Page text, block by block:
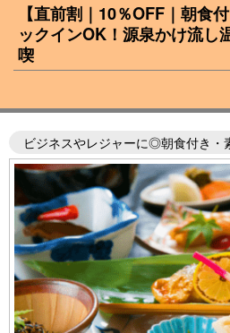
【直前割｜10％OFF｜朝食
ックインOK！源泉かけ流し
喫
ビジネスやレジャーに◎朝食付き・